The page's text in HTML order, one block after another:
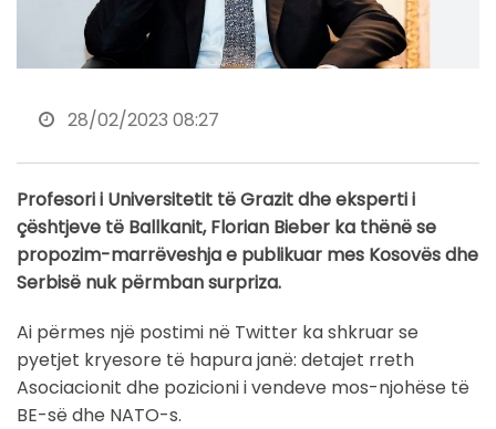
28/02/2023 08:27
Profesori i Universitetit të Grazit dhe eksperti i
çështjeve të Ballkanit, Florian Bieber ka thënë se
propozim-marrëveshja e publikuar mes Kosovës dhe
Serbisë nuk përmban surpriza.
Ai përmes një postimi në Twitter ka shkruar se
pyetjet kryesore të hapura janë: detajet rreth
Asociacionit dhe pozicioni i vendeve mos-njohëse të
BE-së dhe NATO-s.